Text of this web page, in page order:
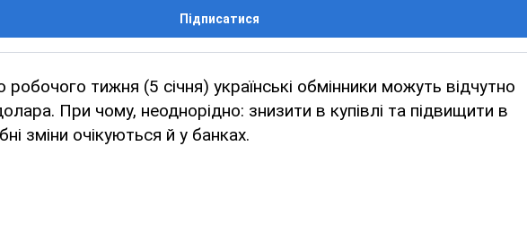
Підписатися
робочого тижня (5 січня) українські обмінники можуть відчутно
При чому, неоднорідно: знизити в купівлі та підвищити в
зміни очікуються й у банках.